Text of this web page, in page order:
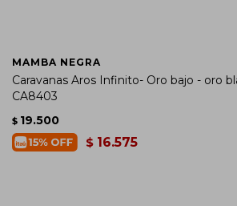
MAMBA NEGRA
Caravanas Aros Infinito- Oro bajo - oro
CA8403
$ 19.500
$ 16.575